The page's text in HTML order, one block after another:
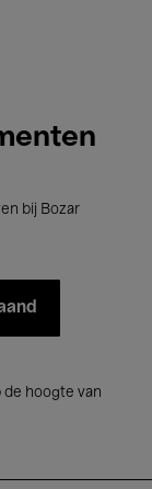
bij Bozar
de hoogte van